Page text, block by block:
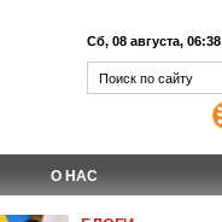
Сб, 08 августа, 06:38
О НАС